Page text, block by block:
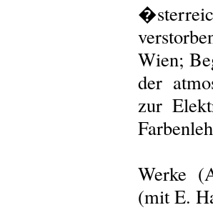
Wien;
der
zur
Werke
(mit E.